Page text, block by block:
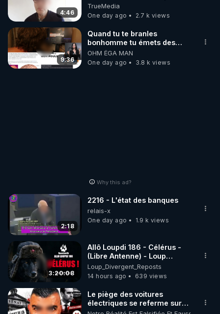
4:46
TrueMedia
One day ago
2.7 k views
9:36
Quand tu te branles
bonhomme tu émets des
ondes ils ont juste omis de
t'expliquer
OHM ÉGA MAN
One day ago
3.8 k views
Why this ad?
2:18
2216 - L'état des banques
relais-x
One day ago
1.9 k views
3:20:08
Allô Loupdi 186 - Célérus -
(Libre Antenne) - Loup
Divergent 2026.08.06
Loup_Divergent_Reposts
14 hours ago
639 views
Le piège des voitures
électriques se referme sur
les usagers !